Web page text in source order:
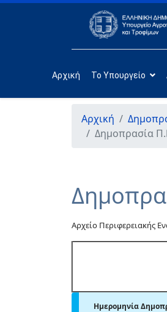
Αρχική Το Υπουργείο
Αρχική
Δημοπρασία
Αρχείο Περιφερειακής
Ημερομηνία